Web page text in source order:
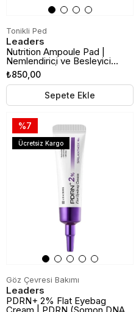
Tonikli Ped
Leaders
Nutrition Ampoule Pad |
Nemlendirici ve Besleyici
Tonikli Ped | 60 Adet
₺850,00
Sepete Ekle
Göz Çevresi Bakımı
Leaders
PDRN+ 2% Flat Eyebag
%7
Ücretsiz Kargo